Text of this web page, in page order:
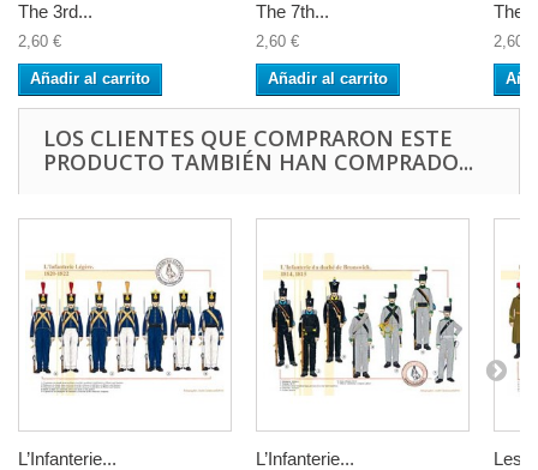
The 3rd...
2,60 €
Añadir al carrito
The 7th...
2,60 €
Añadir al carrito
The
2,60 €
LOS CLIENTES QUE COMPRARON ESTE
PRODUCTO TAMBIÉN HAN COMPRADO...
L’Infanterie... L’Infanterie... Les...